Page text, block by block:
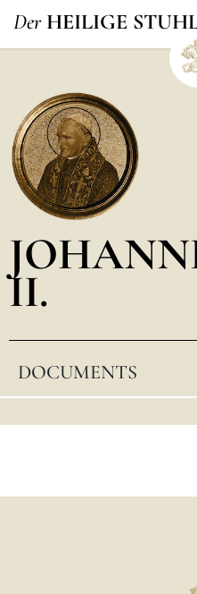
Der HEILIGE
II.
DOCUMENTS